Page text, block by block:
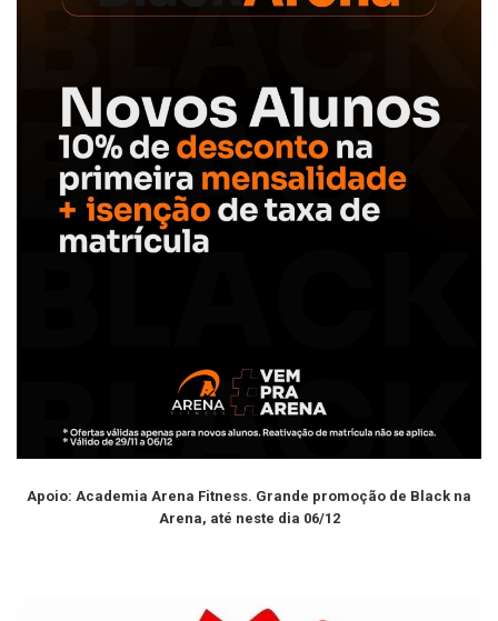
Apoio: Academia Arena Fitness. Grande promoção de Black na
Arena, até neste dia 06/12